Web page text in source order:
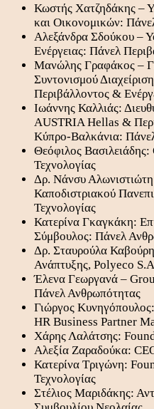
Κωστής Χατζηδάκης –
και Οικονομικών:
Αλεξάνδρα Σδούκου –
Ενέργειας: Πάνελ
Μανώλης Γραφάκος –
Συντονισμού
Περιβάλλοντος &
Ιωάννης Καλλιάς:
AUSTRIA Hellas &
Κύπρο-Βαλκάνια:
Θεόφιλος
Τεχνολογίας
Δρ. Νάνσυ
Καποδιστριακού
Τεχνολογίας
Κατερίνα Γκαγκάκη:
Σύμβουλος: Πάνελ
Δρ. Σταυρούλα
Ανάπτυξης, Polyeco
Έλενα Γεωργανά –
Πάνελ Ανθρωπότητας
Γιώργος
HR Business Partner
Χάρης Λαλάτσης:
Αλεξία Ζαραδούκα:
Κατερίνα Τριγώνη:
Τεχνολογίας
Στέλιος Μαριδάκης: